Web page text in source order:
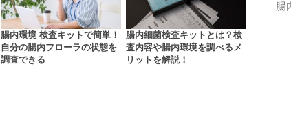
腸内環境 検査キットで簡単！
自分の腸内フローラの状態を
調査できる
腸内細菌検査キットとは？検
査内容や腸内環境を調べるメ
リットを解説！
腸